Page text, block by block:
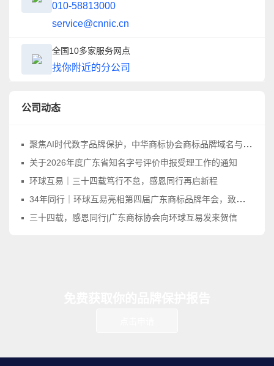
010-58813000
service@cnnic.cn
全国10多家服务网点
找你附近的分公司
公司动态
聚焦AI时代数字品牌保护，中华商标协会商标品牌域名与网络标识工作委员会正式成立
关于2026年度广东省知名字号评价申报受理工作的通知
环球互易｜三十四载笃行不怠，感恩同行再启新程
34年同行｜环球互易亮相第四届广东商标品牌年会，致敬品牌守护之路
三十四载，感恩同行|广东商标协会向环球互易发来贺信